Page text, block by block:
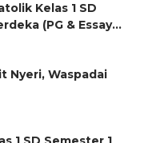
Kelas 1 SD
(PG & Essay
Nyeri, Waspadai